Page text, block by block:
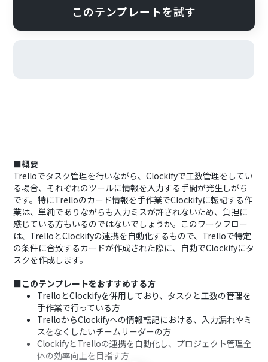
このテンプレートを試す
■概要
Trelloでタスク管理を行いながら、Clockifyで工数管理をしてい
る場合、それぞれのツールに情報を入力する手間が発生しがち
です。特にTrelloのカード情報を手作業でClockifyに転記する作
業は、単純でありながらも入力ミスが許されないため、負担に
感じている方もいるのではないでしょうか。このワークフロー
は、TrelloとClockifyの連携を自動化するもので、Trelloで特定
の条件に合致するカードが作成された際に、自動でClockifyにタ
スクを作成します。
■このテンプレートをおすすめする方
TrelloとClockifyを併用しており、タスクと工数の管理を
手作業で行っている方
TrelloからClockifyへの情報転記における、入力漏れやミ
スをなくしたいチームリーダーの方
ClockifyとTrelloの連携を自動化し、プロジェクト管理全
体の効率向上を目指す方